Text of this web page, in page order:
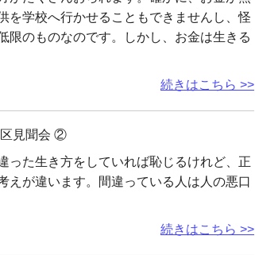
を学校へ行かせることもできませんし、怪
限のものなのです。しかし、お金は生きる
続きはこちら >>
区見聞会 ②
った生き方をしていれば恥じるけれど、正
えが違います。間違っている人は人の悪口
続きはこちら >>